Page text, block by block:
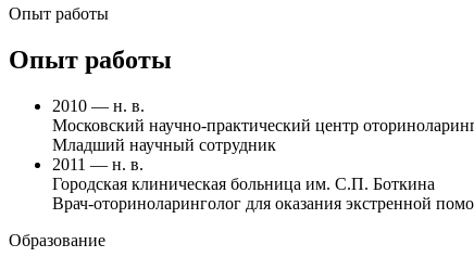
Опыт работы
Опыт работы
2010 — н. в.
Московский научно-практический центр
Младший научный сотрудник
2011 — н. в.
Городская клиническая больница им. С.П. Боткина
Врач-оториноларинголог для оказания экстренной
Образование